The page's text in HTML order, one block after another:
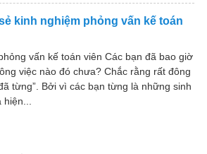
kinh nghiệm phỏng vấn kế toán
vấn kế toán viên Các bạn đã bao giờ
việc nào đó chưa? Chắc rằng rất đông
từng”. Bởi vì các bạn từng là những sinh